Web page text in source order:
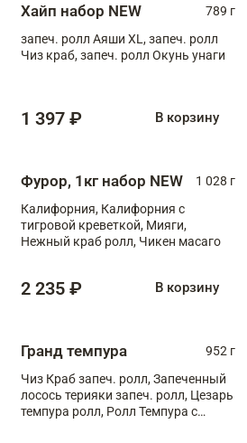
Хайп набор NEW
789 г
запеч. ролл Аяши XL, запеч. ролл
Чиз краб, запеч. ролл Окунь унаги
1 397 ₽ В корзину
Фурор, 1кг набор NEW
1 028 г
Калифорния, Калифорния с
тигровой креветкой, Мияги,
Нежный краб ролл, Чикен масаго
2 235 ₽ В корзину
Гранд темпура
952 г
Чиз Краб запеч. ролл, Запеченный
лосось терияки запеч. ролл, Цезарь
темпура ролл, Ролл Темпура с